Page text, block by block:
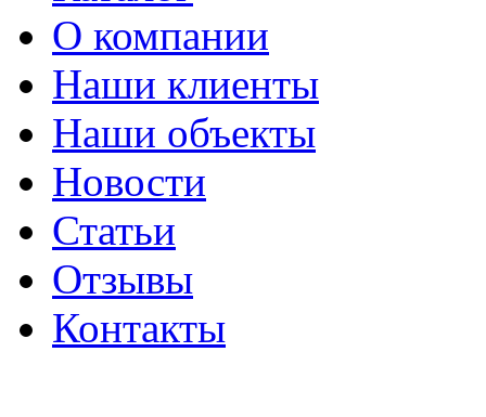
О компании
Наши клиенты
Наши объекты
Новости
Статьи
Отзывы
Контакты